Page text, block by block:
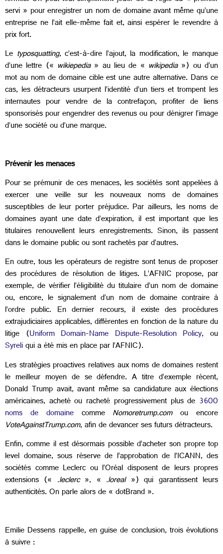
servi » pour enregistrer un nom de domaine avant même qu’une
entreprise ne l’ait elle-même fait et, ainsi espérer le revendre à
prix fort.
Le typosquatting, c’est-à-dire l’ajout, la modification, le manque
d’une lettre (« wikiepedia» au lieu de « wikipedia») ou d’un
mot au nom de domaine cible est une autre alternative. Dans ce
cas, les détracteurs usurpent l’identité d’un tiers et trompent les
internautes pour vendre de la contrefaçon, profiter de liens
sponsorisés pour engendrer des revenus ou pour dénigrer l’image
d’une société ou d’une marque.
Prévenir les menaces
Pour se prémunir de ces menaces, les sociétés sont appelées à
exercer une veille sur les nouveaux noms de domaines
susceptibles de leur porter préjudice. Par ailleurs, les noms de
domaines ayant une date d’expiration, il est important que les
titulaires renouvellent leurs enregistrements. Sinon, ils passent
dans le domaine public ou sont rachetés par d’autres.
En outre, tous les opérateurs de registre sont tenus de proposer
des procédures de résolution de litiges. L’AFNIC propose, par
exemple, de vérifier l’éligibilité du titulaire d’un nom de domaine
ou, encore, le signalement d’un nom de domaine contraire à
l’ordre public. En dernier recours, il existe des procédures
extrajudiciaires applicables, différentes en fonction de la nature du
litige (Uniform Domain-Name Dispute-Resolution Policy, ou
Syreliqui a été mis en place par l’AFNIC).
Les stratégies proactives relatives aux noms de domaines restent
le meilleur moyen de se défendre. A titre d’exemple récent,
Donald Trump avait, avant même sa candidature aux élections
américaines, acheté ou racheté progressivement plus de 3600
noms de domainecomme Nomoretrump.comou encore
VoteAgainstTrump.com, afin de devancer ses futurs détracteurs.
Enfin, comme il est désormais possible d’acheter son propre top
level domaine, sous réserve de l’approbation de l’ICANN, des
sociétés comme Leclerc ou l’Oréal disposent de leurs propres
extensions (« .leclerc», « .loreal») qui garantissent leurs
authenticités. On parle alors de «dotBrand ».
Emilie Dessens rappelle, en guise de conclusion, trois évolutions
à suivre :